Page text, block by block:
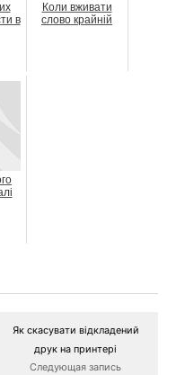
в
Коли вживати
слово крайній
Як скасувати відкладений
друк на принтері
Следующая запись